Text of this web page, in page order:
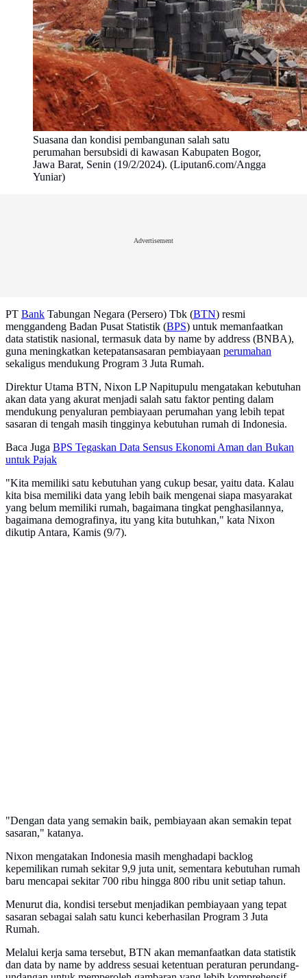
Suasana dan kondisi pembangunan salah satu
perumahan bersubsidi di kawasan Kabupaten Bogor,
Jawa Barat, Senin (19/2/2024). (Liputan6.com/Angga
Yuniar)
Advertisement
PT Bank Tabungan Negara (Persero) Tbk (BTN) resmi
menggandeng Badan Pusat Statistik (BPS) untuk memanfaatkan
data statistik nasional, termasuk data by name by address (BNBA),
guna meningkatkan ketepatansasaran pembiayaan perumahan
sekaligus mendukung Program 3 Juta Rumah.
Direktur Utama BTN, Nixon LP Napitupulu mengatakan kebutuhan
akan data yang akurat menjadi salah satu faktor penting dalam
mendukung penyaluran pembiayaan perumahan yang lebih tepat
sasaran di tengah masih tingginya kebutuhan rumah di Indonesia.
Baca Juga BPS Tegaskan Data Sensus Ekonomi Aman dan Bukan
untuk Pajak
"Kita memiliki satu kebutuhan yang cukup besar, yaitu data. Kalau
kita bisa memiliki data yang lebih baik mengenai siapa masyarakat
yang belum memiliki rumah, bagaimana tingkat penghasilannya,
bagaimana demografinya, itu yang kita butuhkan," kata Nixon
dikutip Antara, Kamis (9/7).
"Dengan data yang semakin baik, pembiayaan akan semakin tepat
sasaran," katanya.
Nixon mengatakan Indonesia masih menghadapi backlog
kepemilikan rumah sekitar 9,9 juta unit, sementara kebutuhan rumah
baru mencapai sekitar 700 ribu hingga 800 ribu unit setiap tahun.
Menurut dia, kondisi tersebut menjadikan pembiayaan yang tepat
sasaran sebagai salah satu kunci keberhasilan Program 3 Juta
Rumah.
Melalui kerja sama tersebut, BTN akan memanfaatkan data statistik
dan data by name by address sesuai ketentuan peraturan perundang-